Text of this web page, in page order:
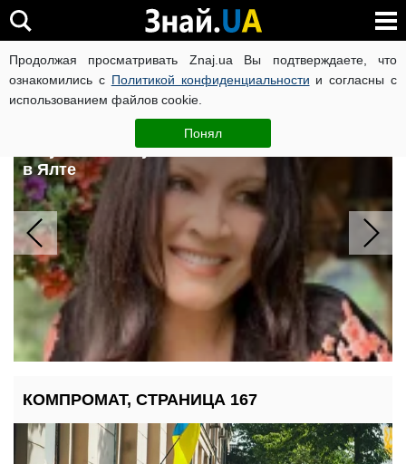
Продолжая просматривать Znaj.ua Вы подтверждаете, что
ознакомились с Политикой конфиденциальности и согласны с
использованием файлов cookie.
Понял
ВОЙНА РОССИИ ПРОТИВ УКРАИНЫ КОРОНАВИРУС В
Софии Ротару — 79: где живет
певица во время войны и почему
оккупанты покушаются на ее отель
в Ялте
КОМПРОМАТ, СТРАНИЦА 167